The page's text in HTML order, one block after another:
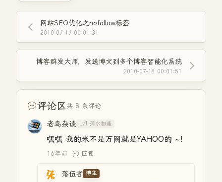
网站SEO优化之nofollow标签
2010-07-17 00:01:31
博客群发大师，发送博文到多个博客智能化系统
2010-07-18 00:01:51
评论区共 8 条评论
老鸟杂谈 Lv1.萍水相逢
嘿嘿 我的米不是万网就是YAHOO的 ~！
16年前 回复
落伍者 博主